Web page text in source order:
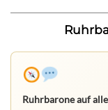
Ruhrbarone auf